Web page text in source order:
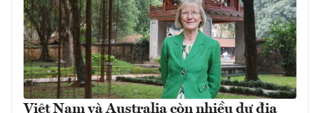
Việt Nam và Australia còn nhiều dư địa